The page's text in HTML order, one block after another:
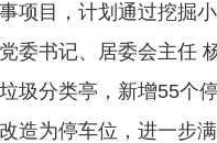
项目，计划通过挖掘
委书记、居委会主任
圾分类亭，新增55个
造为停车位，进一步